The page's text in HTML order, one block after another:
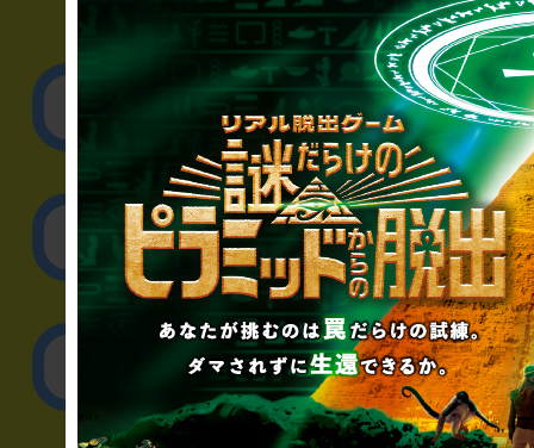
▼企業／法人の方
リアル脱出ゲーム制作
取材に関するお
その他のご相談／